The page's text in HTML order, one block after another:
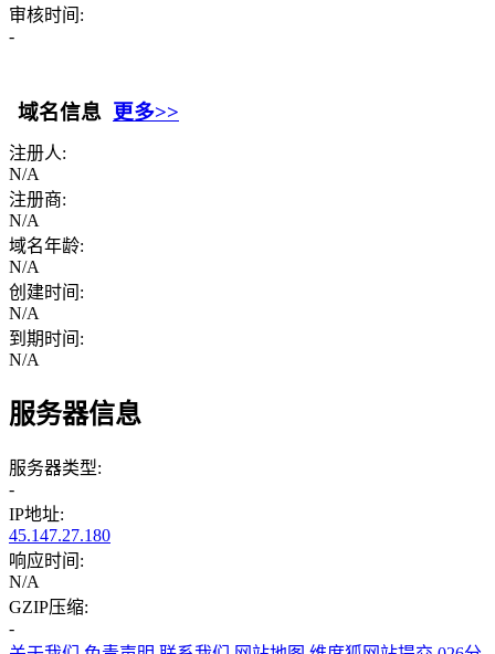
审核时间:
-
域名信息 更多>>
注册人:
N/A
注册商:
N/A
域名年龄:
N/A
创建时间:
N/A
到期时间:
N/A
服务器信息
服务器类型:
-
IP地址:
45.147.27.180
响应时间:
N/A
GZIP压缩:
-